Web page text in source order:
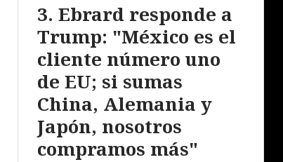
Ebrard responde a
Trump: "México es el
cliente número uno
de EU; si sumas
China, Alemania y
Japón, nosotros
compramos más"